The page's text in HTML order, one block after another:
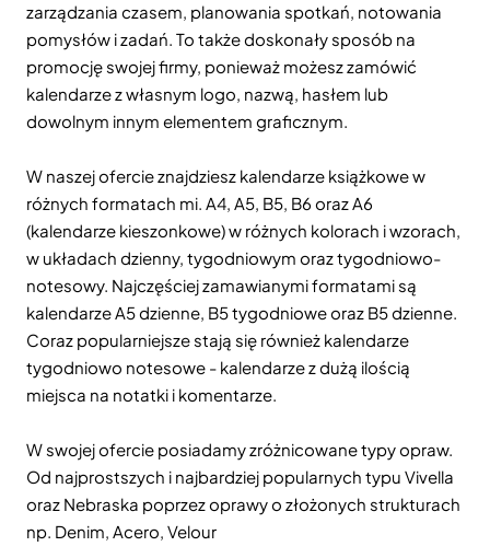
zarządzania czasem, planowania spotkań, notowania
pomysłów i zadań. To także doskonały sposób na
promocję swojej firmy, ponieważ możesz zamówić
kalendarze z własnym logo, nazwą, hasłem lub
dowolnym innym elementem graficznym.
W naszej ofercie znajdziesz kalendarze książkowe w
różnych formatach mi. A4, A5, B5, B6 oraz A6
(kalendarze kieszonkowe) w różnych kolorach i wzorach,
w układach dzienny, tygodniowym oraz tygodniowo-
notesowy. Najczęściej zamawianymi formatami są
kalendarze A5 dzienne, B5 tygodniowe oraz B5 dzienne.
Coraz popularniejsze stają się również kalendarze
tygodniowo notesowe - kalendarze z dużą ilością
miejsca na notatki i komentarze.
W swojej ofercie posiadamy zróżnicowane typy opraw.
Od najprostszych i najbardziej popularnych typu Vivella
oraz Nebraska poprzez oprawy o złożonych strukturach
np. Denim, Acero, Velour